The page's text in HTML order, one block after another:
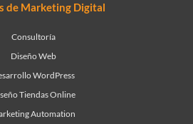
de Marketing Digital
Consultoría
Diseño Web
WordPress
Tiendas Online
Automation